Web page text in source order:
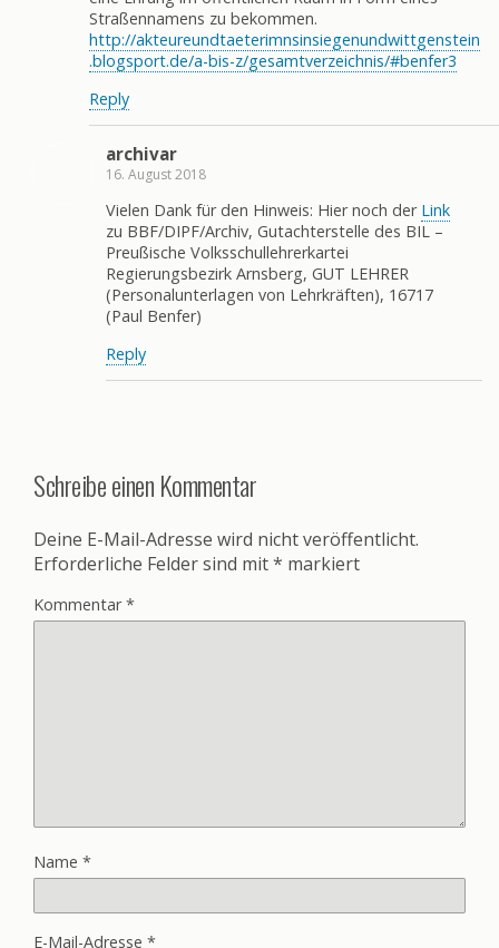
Straßennamens zu bekommen.
http://akteureundtaeterimnsinsiegenundwittgenstein
.blogsport.de/a-bis-z/gesamtverzeichnis/#benfer3
Reply
archivar
16. August 2018
Vielen Dank für den Hinweis: Hier noch der Link
zu BBF/DIPF/Archiv, Gutachterstelle des BIL –
Preußische Volksschullehrerkartei
Regierungsbezirk Arnsberg, GUT LEHRER
(Personalunterlagen von Lehrkräften), 16717
(Paul Benfer)
Reply
Schreibe einen Kommentar
Deine E-Mail-Adresse wird nicht veröffentlicht.
Erforderliche Felder sind mit* markiert
Kommentar*
Name *
E-Mail-Adresse *